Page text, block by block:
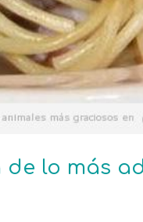
de lo más